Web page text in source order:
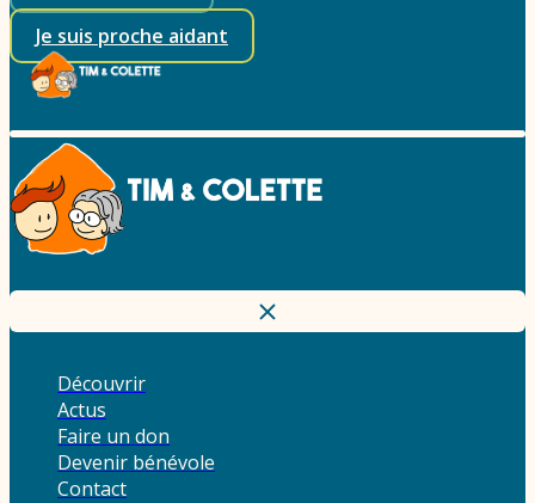
Je suis proche aidant
Découvrir
Actus
Faire un don
Devenir bénévole
Contact